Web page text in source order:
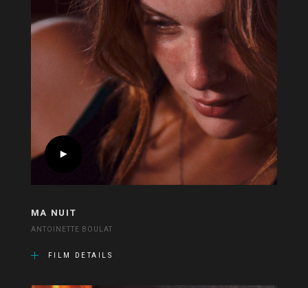
MA NUIT
ANTOINETTE BOULAT
FILM DETAILS